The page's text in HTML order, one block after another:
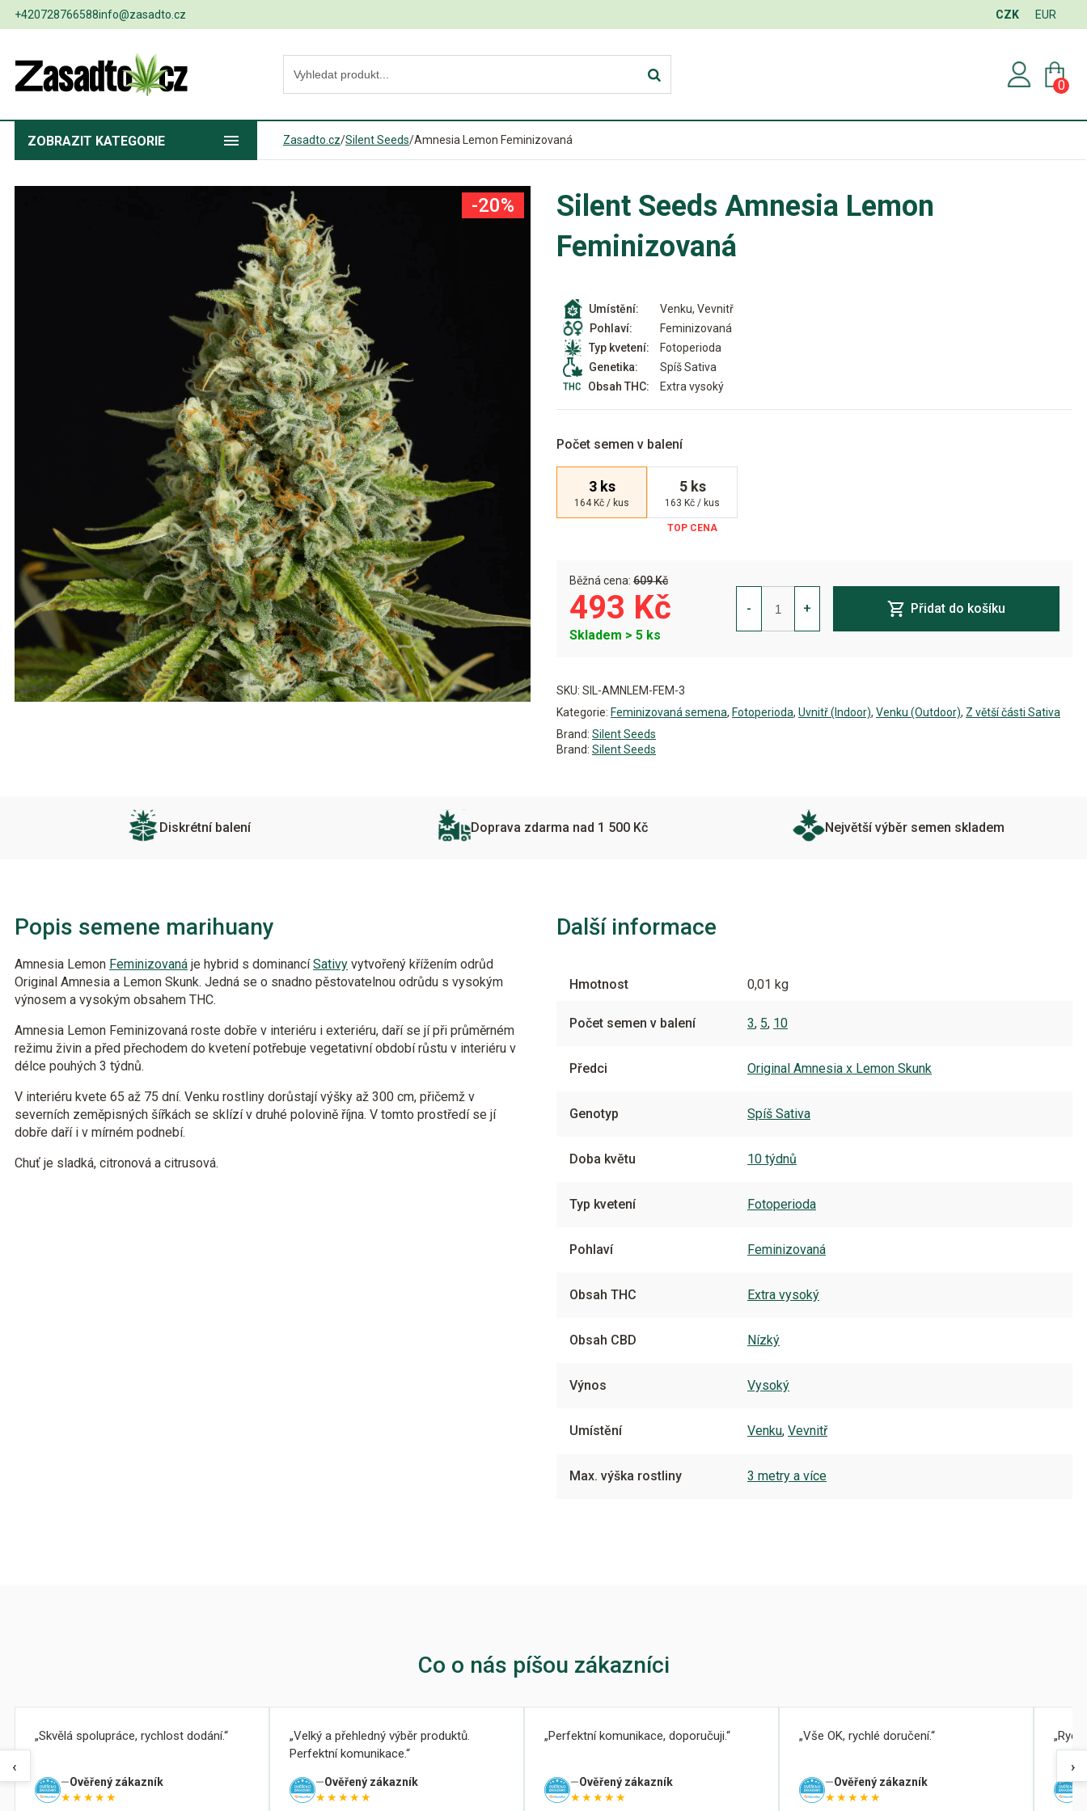
+420728766588info@zasadto.cz CZK EUR
0
ZOBRAZIT KATEGORIE Zasadto.cz/Silent Seeds/Amnesia Lemon Feminizovaná
Silent Seeds Amnesia Lemon
Feminizovaná
Umístění:
Venku, Vevnitř
Pohlaví:
Feminizovaná
Typ kvetení:
Fotoperioda
Genetika:
Spíš Sativa
Obsah THC:
Extra vysoký
Počet semen v balení
3 ks
164 Kč / kus
5 ks
163 Kč / kus
Běžná cena: 609 Kč
-20%
493 Kč
Skladem > 5 ks
-
Amnesia
Lemon
Feminizovaná
množství
+ Přidat do košíku
SKU: SIL-AMNLEM-FEM-3
Kategorie: Feminizovaná semena, Fotoperioda, Uvnitř (Indoor), Venku (Outdoor), Z větší části Sativa
Brand: Silent Seeds
Brand: Silent Seeds
Diskrétní balení Doprava zdarma nad 1 500 Kč Největší výběr semen skladem
Popis semene marihuany
Amnesia Lemon Feminizovaná je hybrid s dominancíSativy vytvořený křížením odrůd
Original Amnesia a Lemon Skunk. Jedná se o snadno pěstovatelnou odrůdu s vysokým
výnosem a vysokým obsahem THC.
Amnesia Lemon Feminizovaná roste dobře v interiéru i exteriéru, daří se jí při průměrném
režimu živin a před přechodem do kvetení potřebuje vegetativní období růstu v interiéru v
délce pouhých 3 týdnů.
V interiéru kvete 65 až 75 dní. Venku rostliny dorůstají výšky až 300 cm, přičemž v
severních zeměpisných šířkách se sklízí v druhé polovině října. V tomto prostředí se jí
dobře daří i v mírném podnebí.
Chuť je sladká, citronová a citrusová.
Další informace
Hmotnost 0,01 kg
Počet semen v balení 3, 5, 10
Předci Original Amnesia x Lemon Skunk
Genotyp Spíš Sativa
Doba květu 10 týdnů
Typ kvetení Fotoperioda
Pohlaví Feminizovaná
Obsah THC Extra vysoký
Obsah CBD Nízký
Výnos Vysoký
Umístění Venku, Vevnitř
Max. výška rostliny 3 metry a více
Co o nás píšou zákazníci
‹
Skvělá spolupráce, rychlost dodání.
Ověřený zákazník
★★★★★
Velký a přehledný výběr produktů.
Perfektní komunikace.
Ověřený zákazník
★★★★★
Perfektní komunikace, doporučuji.
Ověřený zákazník
★★★★★
Vše OK, rychlé doručení.
Ověřený zákazník
★★★★★
›